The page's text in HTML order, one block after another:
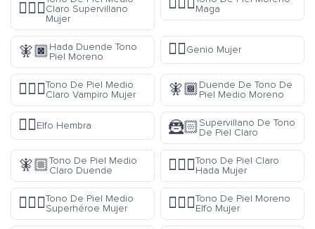
🦹🏼‍♀️Claro Supervillano
Mujer
🧙🏿‍♀️Maga
🧚🏿Hada Duende Tono
Piel Moreno
🧞‍♀️Genio Mujer
🧛🏼‍♀️Tono De Piel Medio
Claro Vampiro Mujer
🧚🏾Duende De Tono De
Piel Medio Moreno
🧝‍♀️Elfo Hembra 🦹🏻Supervillano De Tono
De Piel Claro
🧚🏼Tono De Piel Medio
Claro Duende
🧚🏻‍♀️Tono De Piel Claro
Hada Mujer
🦸🏽‍♀️Tono De Piel Medio
Superhéroe Mujer
🧝🏿‍♀️Tono De Piel Moreno
Elfo Mujer